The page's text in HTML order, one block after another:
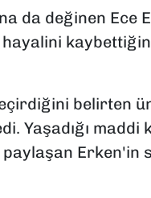
da değinen Ece
hayalini
belirten
Yaşadığı maddi
Erken'in